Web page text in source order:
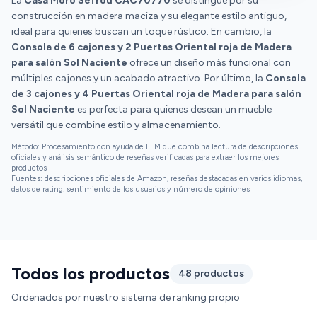
construcción en madera maciza y su elegante estilo antiguo,
ideal para quienes buscan un toque rústico. En cambio, la
Consola de 6 cajones y 2 Puertas Oriental roja de Madera
para salón Sol Naciente ofrece un diseño más funcional con
múltiples cajones y un acabado atractivo. Por último, la Consola
de 3 cajones y 4 Puertas Oriental roja de Madera para salón
Sol Naciente es perfecta para quienes desean un mueble
versátil que combine estilo y almacenamiento.
Método: Procesamiento con ayuda de LLM que combina lectura de descripciones
oficiales y análisis semántico de reseñas verificadas para extraer los mejores
productos
Fuentes: descripciones oficiales de Amazon, reseñas destacadas en varios idiomas,
datos de rating, sentimiento de los usuarios y número de opiniones
Todos los productos
48 productos
Ordenados por nuestro sistema de ranking propio